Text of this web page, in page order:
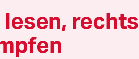
einen Vertrag mit dem
liege das an seiner
rechts